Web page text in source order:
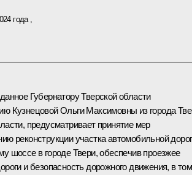
года
Губернатору Тверской области
Кузнецовой Ольги Максимовны из города
предусматривает принятие мер
реконструкции участка автомобильной
шоссе в городе Твери, обеспечив проезжее
и безопасность дорожного движения, в том